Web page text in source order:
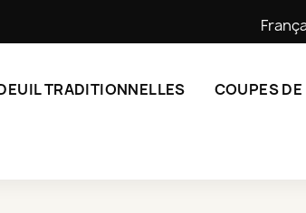
TRADITIONNELLES COUPES